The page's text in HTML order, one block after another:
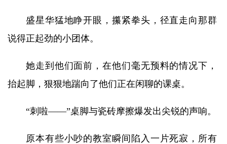
盛星华猛地睁开眼，攥紧拳头，径直走向那群
说得正起劲的小团体。
她走到他们面前，在他们毫无预料的情况下，
抬起脚，狠狠地踹向了他们正在闲聊的课桌。
“刺啦——”桌脚与瓷砖摩擦爆发出尖锐的声响。
原本有些小吵的教室瞬间陷入一片死寂，所有